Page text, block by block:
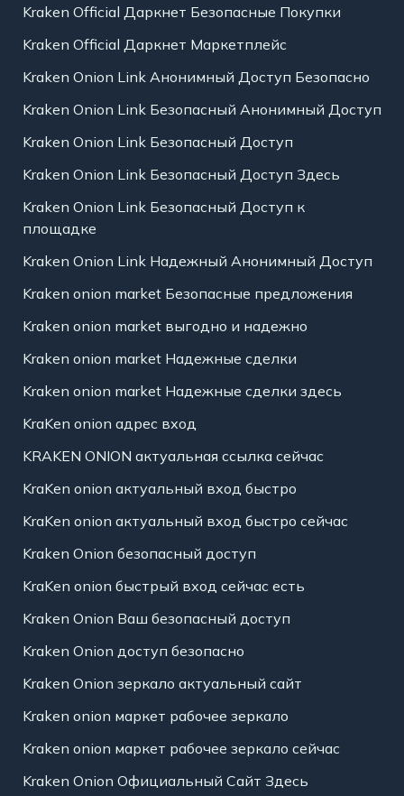
Kraken Official Даркнет Безопасные Покупки
Kraken Official Даркнет Маркетплейс
Kraken Onion Link Анонимный Доступ Безопасно
Kraken Onion Link Безопасный Анонимный Доступ
Kraken Onion Link Безопасный Доступ
Kraken Onion Link Безопасный Доступ Здесь
Kraken Onion Link Безопасный Доступ к
площадке
Kraken Onion Link Надежный Анонимный Доступ
Kraken onion market Безопасные предложения
Kraken onion market выгодно и надежно
Kraken onion market Надежные сделки
Kraken onion market Надежные сделки здесь
KraKen onion адрес вход
KRAKEN ONION актуальная ссылка сейчас
KraKen onion актуальный вход быстро
KraKen onion актуальный вход быстро сейчас
Kraken Onion безопасный доступ
KraKen onion быстрый вход сейчас есть
Kraken Onion Ваш безопасный доступ
Kraken Onion доступ безопасно
Kraken Onion зеркало актуальный сайт
Kraken onion маркет рабочее зеркало
Kraken onion маркет рабочее зеркало сейчас
Kraken Onion Официальный Сайт Здесь